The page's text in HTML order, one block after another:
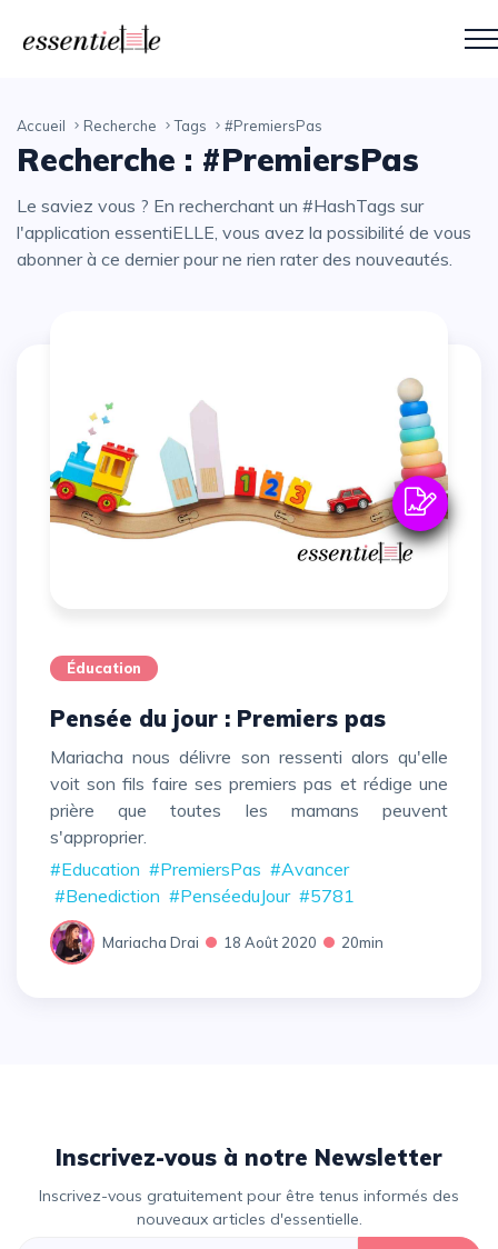
Accueil Recherche Tags #PremiersPas
Recherche : #PremiersPas
Le saviez vous ? En recherchant un #HashTags sur
l'application essentiELLE, vous avez la possibilité de vous
abonner à ce dernier pour ne rien rater des nouveautés.
Éducation
Pensée du jour : Premiers pas
Mariacha nous délivre son ressenti alors qu'elle
voit son fils faire ses premiers pas et rédige une
prière que toutes les mamans peuvent
s'approprier.
#Education #PremiersPas #Avancer
#Benediction #PenséeduJour #5781
Mariacha Drai 18 Août 2020 20min
Inscrivez-vous à notre Newsletter
Inscrivez-vous gratuitement pour être tenus informés des
nouveaux articles d'essentielle.